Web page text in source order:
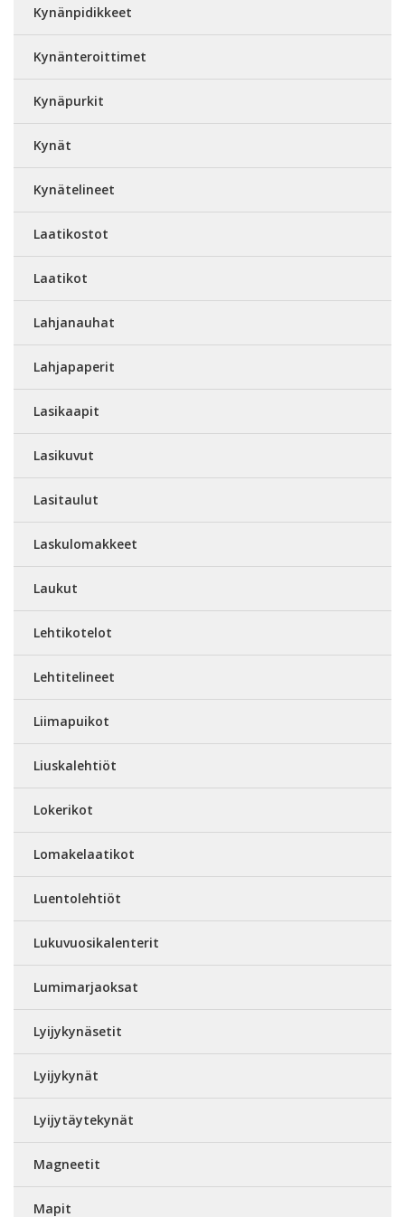
Kynänpidikkeet
Kynänteroittimet
Kynäpurkit
Kynät
Kynätelineet
Laatikostot
Laatikot
Lahjanauhat
Lahjapaperit
Lasikaapit
Lasikuvut
Lasitaulut
Laskulomakkeet
Laukut
Lehtikotelot
Lehtitelineet
Liimapuikot
Liuskalehtiöt
Lokerikot
Lomakelaatikot
Luentolehtiöt
Lukuvuosikalenterit
Lumimarjaoksat
Lyijykynäsetit
Lyijykynät
Lyijytäytekynät
Magneetit
Mapit